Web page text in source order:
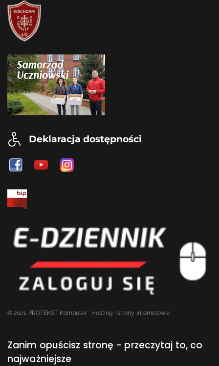
Deklaracja dostępności
© 2021. PROTEKST Komputer Hosting i strony internetowe
Zanim opuścisz stronę - przeczytaj to, co
najważniejsze